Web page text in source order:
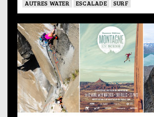
AUTRES WATER ESCALADE SURF